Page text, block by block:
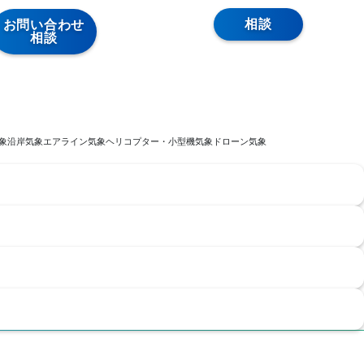
お問い合わせ
相談
相談
沿岸気象エアライン気象ヘリコプター・小型機気象 ドローン気象